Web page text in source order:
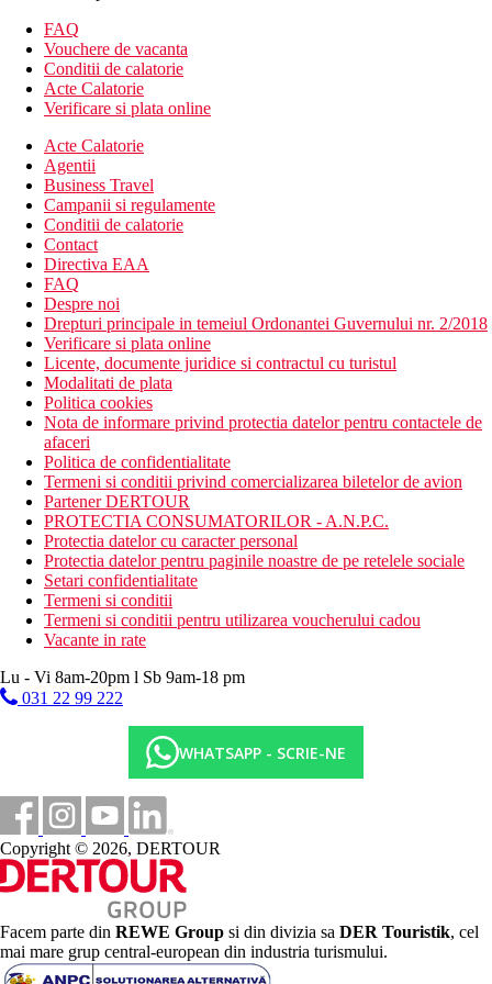
hol de intrare cu receptie
WiFi (gratuit) in zonele comune
restaurant principal
seiful hotelului (contra cost)
2 piscine (sezlonguri si umbrele gratuite, prosoape la un
depozit)
terasa pentru plaja
gradini
sauna, baie de aburi
loc de joaca
bar pe plaja
minimarket
coafor
spalatorie
Descrierea plajei
plaja lunga cu nisip, pe alocuri cu pietricele mici
plaja chiar langa hotel, peste promenada de pe plaja
sezlonguri, umbrele gratuite, prosoape contra cost
Activitati gratuite
masa de biliard
tenis de masa
programe de seara de divertisment
Activitati contra cost
sporturi nautice motorizate si nemotorizate pe plaja
sauna
baie de aburi
Mese
All Inclusive
11:00-23:00
mic dejun (7:00-10:00), pranz (12:30-14:00) si cina
(19:30-21:30) in restaurantul principal
gustare de dupa-amiaza (15:00-16:00) in restaurantul
ceai de dupa-amiaza, cafea (17:00-18:00) in restaurantul
principal
serviciu de bauturi la pranz si cina si la barul de pe plaja
(11:00-23:00)
restaurant a la carte restaurant Mango Beach (contra cost)
Categoria oficiala
3 stele
FAQ
Vouchere de vacanta
Conditii de calatorie
Acte Calatorie
Verificare si plata online
Acte Calatorie
Agentii
Business Travel
Campanii si regulamente
Conditii de calatorie
Contact
Directiva EAA
FAQ
Despre noi
Drepturi principale in temeiul Ordonantei Guvernului nr. 2/2018
Verificare si plata online
Licente, documente juridice si contractul cu turistul
Modalitati de plata
Politica cookies
Nota de informare privind protectia datelor pentru contactele de
afaceri
Politica de confidentialitate
Termeni si conditii privind comercializarea biletelor de avion
Partener DERTOUR
PROTECTIA CONSUMATORILOR - A.N.P.C.
Protectia datelor cu caracter personal
Protectia datelor pentru paginile noastre de pe retelele sociale
Setari confidentialitate
Termeni si conditii
Termeni si conditii pentru utilizarea voucherului cadou
Vacante in rate
Lu - Vi 8am-20pm l Sb 9am-18 pm
031 22 99 222
WHATSAPP - SCRIE-NE
Copyright © 2026, DERTOUR
Facem parte din REWE Group si din divizia sa DER Touristik, cel
mai mare grup central-european din industria turismului.